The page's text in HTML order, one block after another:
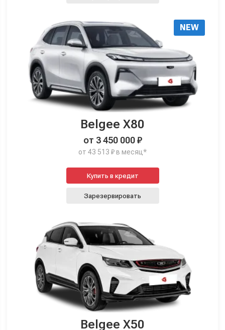
NEW
Belgee X80
от 3 450 000 ₽
от 43 513 ₽ в месяц*
Купить в кредит
Зарезервировать
Belgee X50